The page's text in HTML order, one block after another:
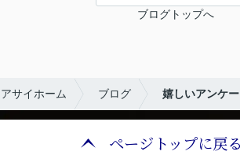
ブログトップへ
サイホーム ブログ 嬉しいアンケ
ページトップに戻る